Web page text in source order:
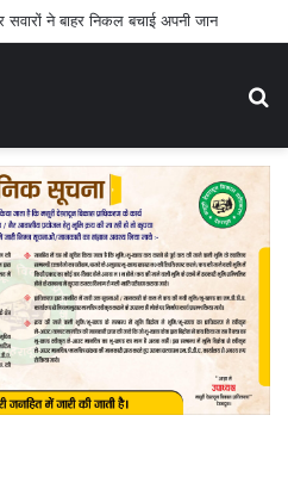
ने बाहर निकल बचाई अपनी जान